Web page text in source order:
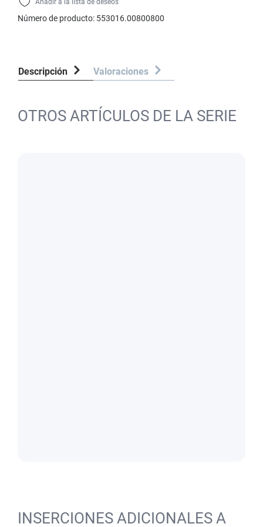
Añadir a la lista de deseos
Número de producto: 553016.00800800
Descripción Valoraciones
OTROS ARTÍCULOS DE LA SERIE
INSERCIONES ADICIONALES A